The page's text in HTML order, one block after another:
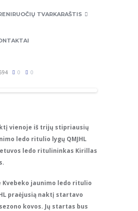
TVARKARAŠTIS
0 0
vienoje iš trijų stipriausių
ledo ritulio lygų QMJHL
ledo ritulininkas Kirillas
Kvebeko jaunimo ledo ritulio
praėjusią naktį startavo
kovos. Jų startas bus